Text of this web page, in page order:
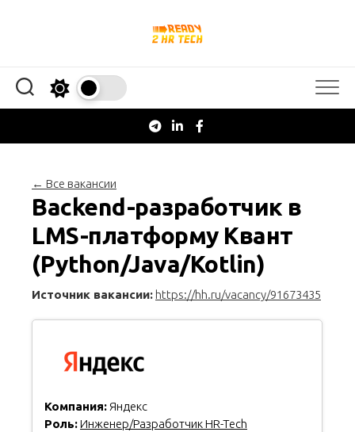
← Все вакансии
Backend-разработчик в
LMS-платформу Квант
(Python/Java/Kotlin)
Источник вакансии: https://hh.ru/vacancy/91673435
Компания: Яндекс
Роль:Инженер/Разработчик HR-Tech